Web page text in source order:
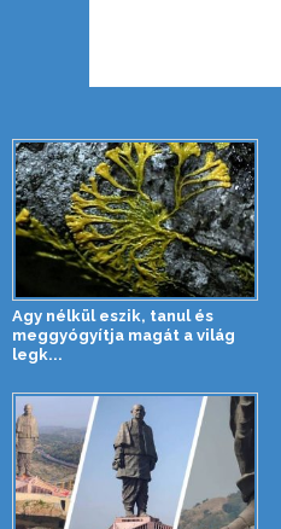
Agy nélkül eszik, tanul és
meggyógyítja magát a világ
legk...